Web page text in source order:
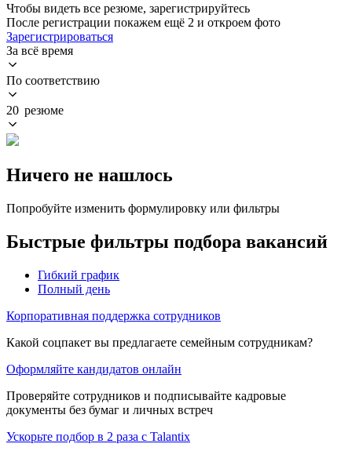
Чтобы видеть все резюме, зарегистрируйтесь
После регистрации покажем ещё 2 и откроем фото
Зарегистрироваться
За всё время
По соответствию
20 резюме
Ничего не нашлось
Попробуйте изменить формулировку или фильтры
Быстрые фильтры подбора вакансий
Гибкий график
Полный день
Корпоративная поддержка сотрудников
Какой соцпакет вы предлагаете семейным сотрудникам?
Оформляйте кандидатов онлайн
Проверяйте сотрудников и подписывайте кадровые
документы без бумаг и личных встреч
Ускорьте подбор в 2 раза с Talantix